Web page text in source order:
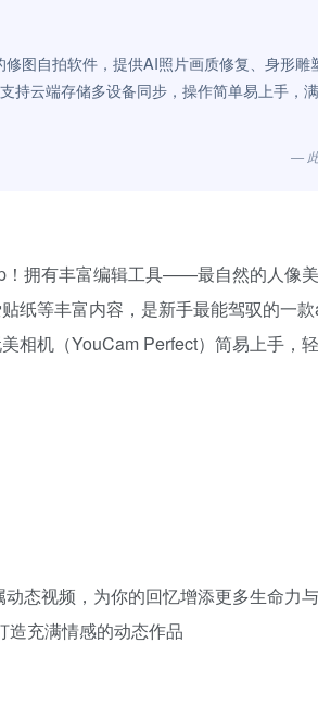
图自拍软件，提供AI照片画质修复、身形雕
持云端存储多设备同步，操作简单易上手，
— 此
拥有丰富编辑工具——最自然的人像美
纸等丰富内容，是新手最能驾驭的一
相机（YouCam Perfect）简易上手，
态视频，为你的回忆增添更多生命力与
充满情感的动态作品